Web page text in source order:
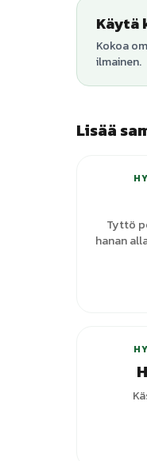
Käytä
Kokoa
ilmainen.
Lisää
Tyttö
hanan